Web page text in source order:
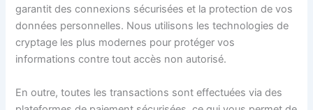
garantit des connexions sécurisées et la protection de vos
données personnelles. Nous utilisons les technologies de
cryptage les plus modernes pour protéger vos
informations contre tout accès non autorisé.
En outre, toutes les transactions sont effectuées via des